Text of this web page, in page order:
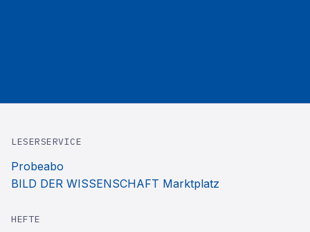
LESERSERVICE
Probeabo
BILD DER WISSENSCHAFT Marktplatz
HEFTE